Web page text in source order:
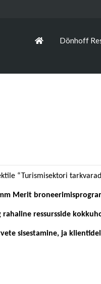
Dönhoff
“Turismisektori
Merit
rahaline ressursside
sisestamine, ja